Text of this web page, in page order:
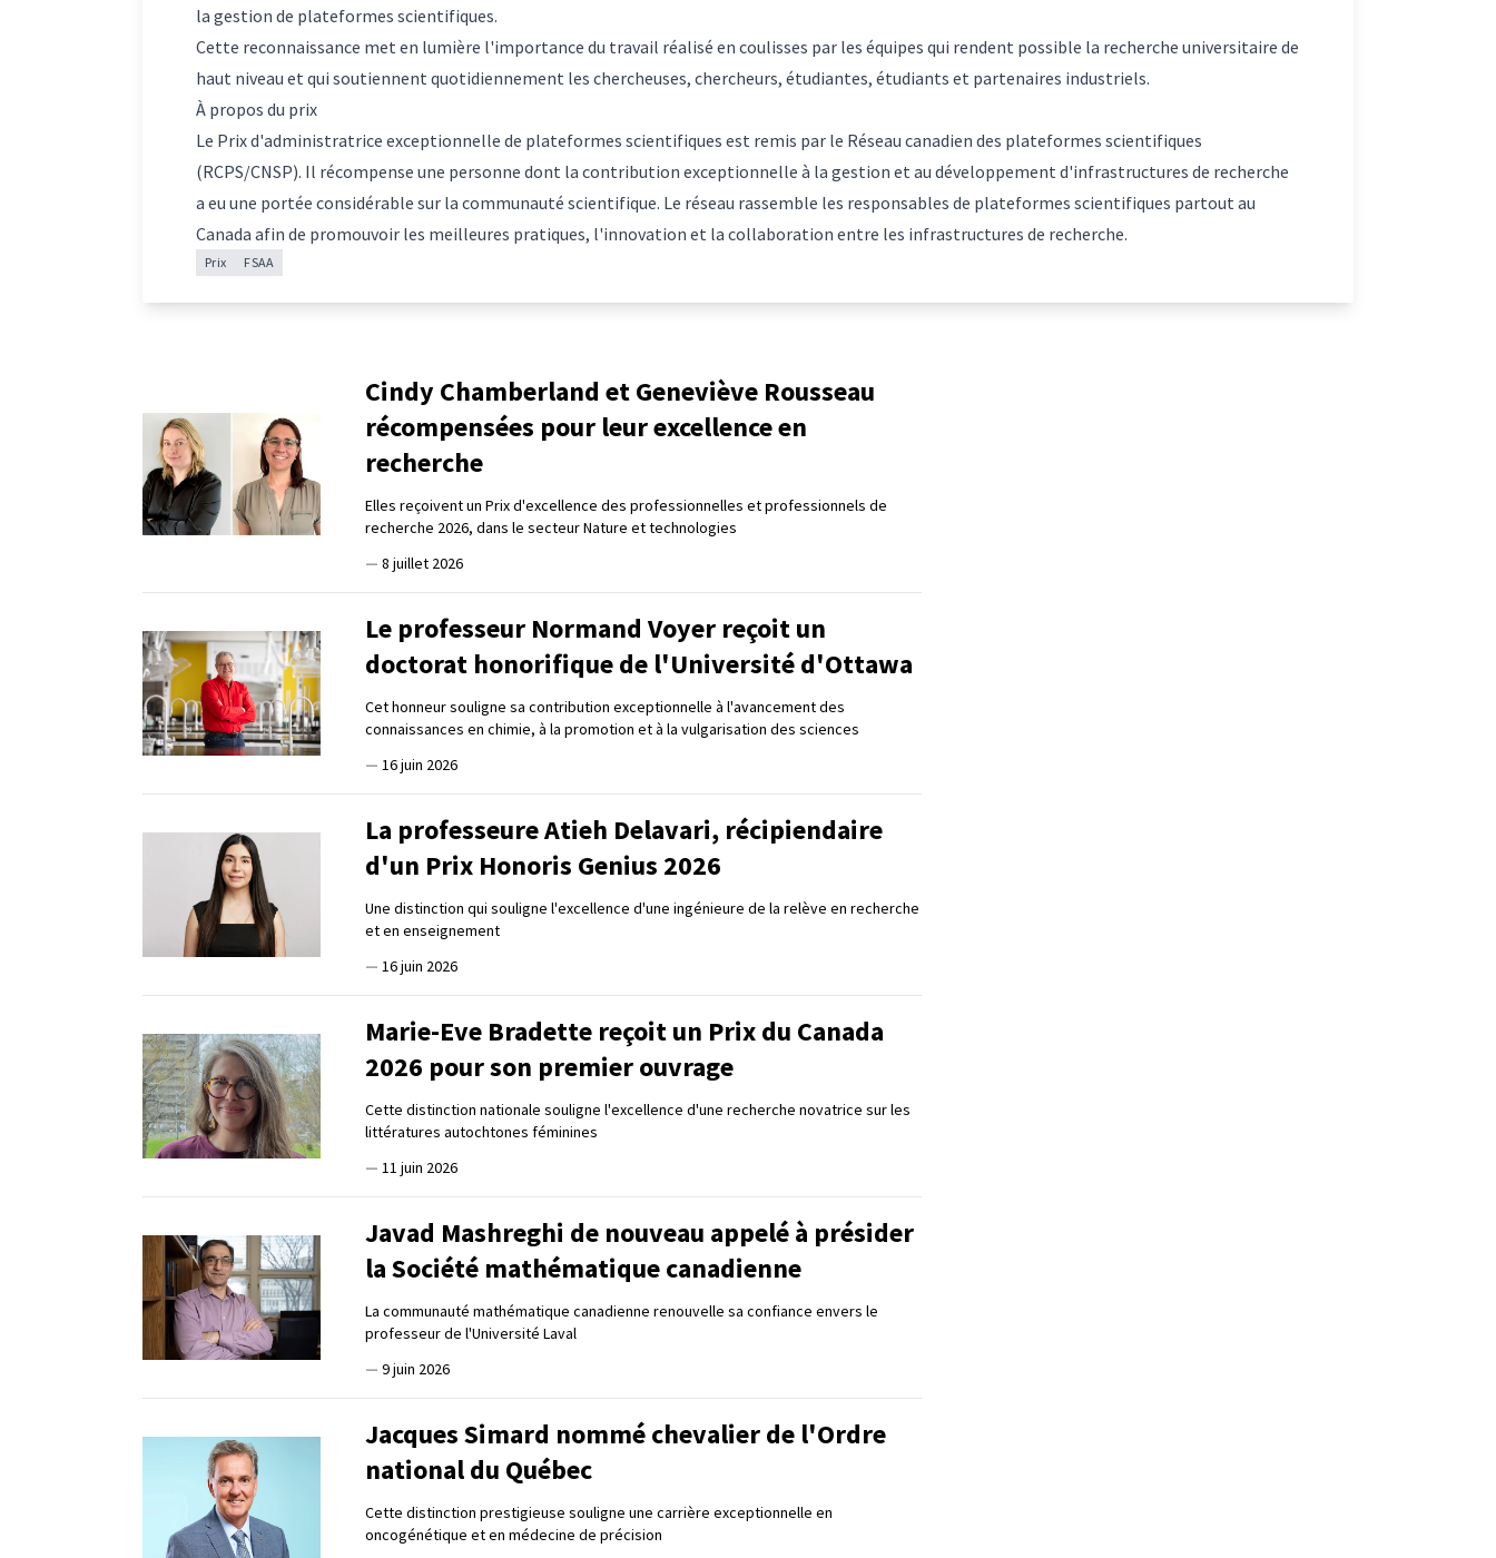
la gestion de plateformes scientifiques.
Cette reconnaissance met en lumière l'importance du travail réalisé en coulisses par les équipes qui rendent possible la recherche universitaire de
haut niveau et qui soutiennent quotidiennement les chercheuses, chercheurs, étudiantes, étudiants et partenaires industriels.
À propos du prix
Le Prix d'administratrice exceptionnelle de plateformes scientifiques est remis par le Réseau canadien des plateformes scientifiques
(RCPS/CNSP). Il récompense une personne dont la contribution exceptionnelle à la gestion et au développement d'infrastructures de recherche
a eu une portée considérable sur la communauté scientifique. Le réseau rassemble les responsables de plateformes scientifiques partout au
Canada afin de promouvoir les meilleures pratiques, l'innovation et la collaboration entre les infrastructures de recherche.
Prix FSAA
Cindy Chamberland et Geneviève Rousseau
récompensées pour leur excellence en
recherche
Elles reçoivent un Prix d'excellence des professionnelles et professionnels de
recherche 2026, dans le secteur Nature et technologies
— 8 juillet 2026
Le professeur Normand Voyer reçoit un
doctorat honorifique de l'Université d'Ottawa
Cet honneur souligne sa contribution exceptionnelle à l'avancement des
connaissances en chimie, à la promotion et à la vulgarisation des sciences
— 16 juin 2026
La professeure Atieh Delavari, récipiendaire
d'un Prix Honoris Genius 2026
Une distinction qui souligne l'excellence d'une ingénieure de la relève en recherche
et en enseignement
— 16 juin 2026
Marie-Eve Bradette reçoit un Prix du Canada
2026 pour son premier ouvrage
Cette distinction nationale souligne l'excellence d'une recherche novatrice sur les
littératures autochtones féminines
— 11 juin 2026
Javad Mashreghi de nouveau appelé à présider
la Société mathématique canadienne
La communauté mathématique canadienne renouvelle sa confiance envers le
professeur de l'Université Laval
— 9 juin 2026
Jacques Simard nommé chevalier de l'Ordre
national du Québec
Cette distinction prestigieuse souligne une carrière exceptionnelle en
oncogénétique et en médecine de précision